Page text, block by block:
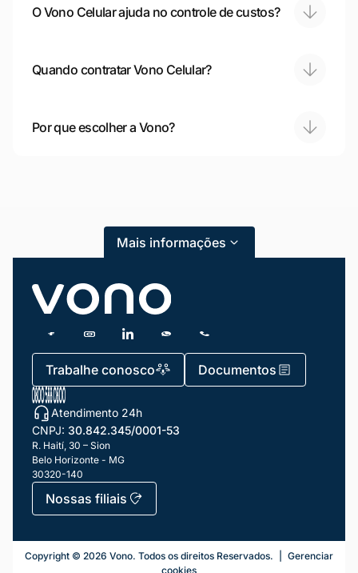
O Vono Celular ajuda no controle de custos?
Quando contratar Vono Celular?
Por que escolher a Vono?
Mais informações
Trabalhe conosco Documentos
Atendimento 24h
CNPJ: 30.842.345/0001-53
R. Haití, 30 – Sion
Belo Horizonte - MG
30320-140
Nossas filiais
Telefonia Fixa
Copyright © 2026 Vono. Todos os direitos Reservados.
Gerenciar
cookies